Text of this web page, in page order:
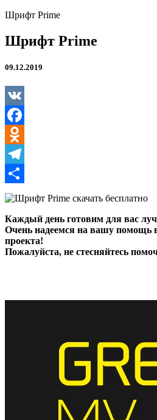
Шрифт Prime
Шрифт Prime
09.12.2019
VK
Facebook
Odnoklassniki
Telegram
Отправить
Каждый день готовим для вас
Очень надеемся на вашу помощь
проекта!
Пожалуйста, не стесняйтесь